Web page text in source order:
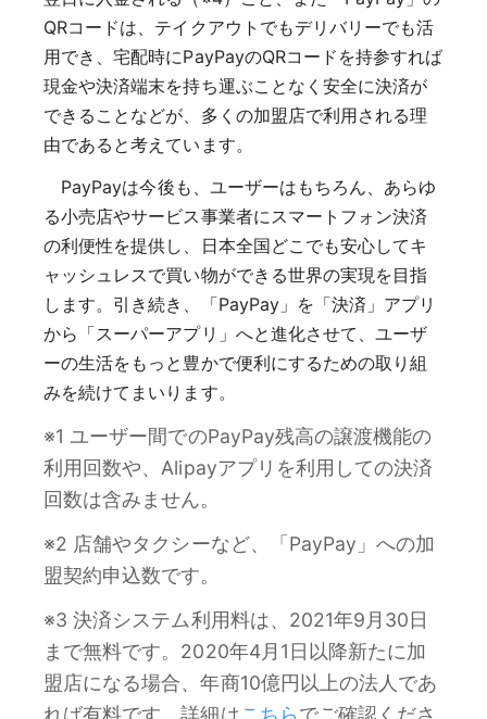
QRコードは、テイクアウトでもデリバリーでも活
用でき、宅配時にPayPayのQRコードを持参すれば
現金や決済端末を持ち運ぶことなく安全に決済が
できることなどが、多くの加盟店で利用される理
由であると考えています。
PayPayは今後も、ユーザーはもちろん、あらゆ
る小売店やサービス事業者にスマートフォン決済
の利便性を提供し、日本全国どこでも安心してキ
ャッシュレスで買い物ができる世界の実現を目指
します。引き続き、「PayPay」を「決済」アプリ
から「スーパーアプリ」へと進化させて、ユーザ
ーの生活をもっと豊かで便利にするための取り組
みを続けてまいります。
※1 ユーザー間でのPayPay残高の譲渡機能の
利用回数や、Alipayアプリを利用しての決済
回数は含みません。
※2 店舗やタクシーなど、「PayPay」への加
盟契約申込数です。
※3 決済システム利用料は、2021年9月30日
まで無料です。2020年4月1日以降新たに加
盟店になる場合、年商10億円以上の法人であ
れば有料です。詳細はこちらでご確認くださ